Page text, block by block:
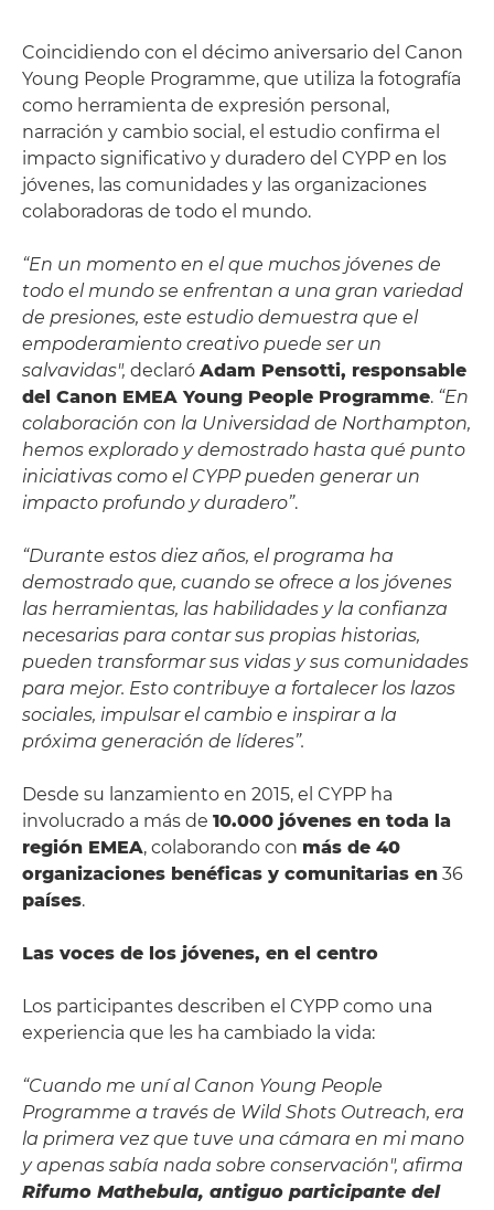
Coincidiendo con el décimo aniversario del Canon
Young People Programme, que utiliza la fotografía
como herramienta de expresión personal,
narración y cambio social, el estudio confirma el
impacto significativo y duradero del CYPP en los
jóvenes, las comunidades y las organizaciones
colaboradoras de todo el mundo.
“En un momento en el que muchos jóvenes de
todo el mundo se enfrentan a una gran variedad
de presiones, este estudio demuestra que el
empoderamiento creativo puede ser un
salvavidas", declaró Adam Pensotti, responsable
del Canon EMEA Young People Programme. “En
colaboración con la Universidad de Northampton,
hemos explorado y demostrado hasta qué punto
iniciativas como el CYPP pueden generar un
impacto profundo y duradero”.
“Durante estos diez años, el programa ha
demostrado que, cuando se ofrece a los jóvenes
las herramientas, las habilidades y la confianza
necesarias para contar sus propias historias,
pueden transformar sus vidas y sus comunidades
para mejor. Esto contribuye a fortalecer los lazos
sociales, impulsar el cambio e inspirar a la
próxima generación de líderes”.
Desde su lanzamiento en 2015, el CYPP ha
involucrado a más de 10.000 jóvenes en toda la
región EMEA, colaborando con más de 40
organizaciones benéficas y comunitarias en 36
países.
Las voces de los jóvenes, en el centro
Los participantes describen el CYPP como una
experiencia que les ha cambiado la vida:
“Cuando me uní al Canon Young People
Programme a través de Wild Shots Outreach, era
la primera vez que tuve una cámara en mi mano
y apenas sabía nada sobre conservación", afirma
Rifumo Mathebula, antiguo participante del